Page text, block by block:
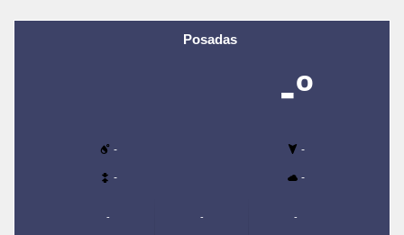
Posadas
-º
- -
- -
- - -